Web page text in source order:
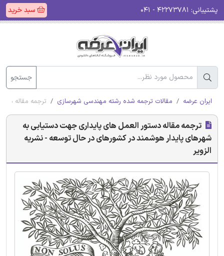
پشتیبانی: سبد خرید
جستجو
ایران عرضه مقالات ترجمه شده رشته مهندسی شهرسازی ترجمه مقاله
ترجمه مقاله دستور العمل های پایداری جهت دستیابی به
شهرهای پایدار هوشمند در کشورهای در حال توسعه - نشریه
الزویر